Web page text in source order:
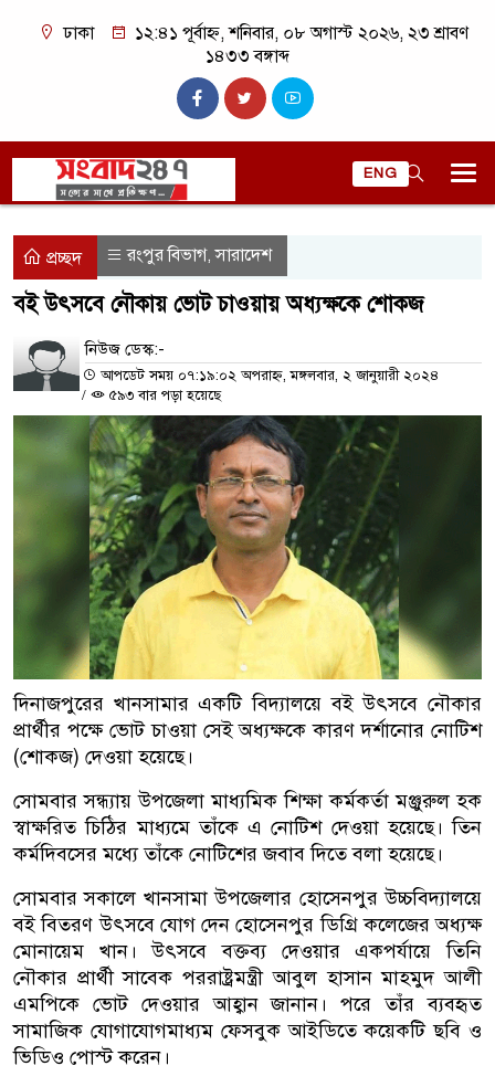
ঢাকা
১২:৪১ পূর্বাহ্ন, শনিবার, ০৮ অগাস্ট ২০২৬, ২৩ শ্রাবণ
১৪৩৩ বঙ্গাব্দ
ENG
প্রচ্ছদ রংপুর বিভাগ,সারাদেশ
বই উৎসবে নৌকায় ভোট চাওয়ায় অধ্যক্ষকে শোকজ
নিউজ ডেস্ক:-
আপডেট সময় ০৭:১৯:০২ অপরাহ্ন, মঙ্গলবার, ২ জানুয়ারী ২০২৪
/
৫৯৩ বার পড়া হয়েছে
দিনাজপুরের খানসামার একটি বিদ্যালয়ে বই উৎসবে নৌকার
প্রার্থীর পক্ষে ভোট চাওয়া সেই অধ্যক্ষকে কারণ দর্শানোর নোটিশ
(শোকজ) দেওয়া হয়েছে।
সোমবার সন্ধ্যায় উপজেলা মাধ্যমিক শিক্ষা কর্মকর্তা মঞ্জুরুল হক
স্বাক্ষরিত চিঠির মাধ্যমে তাঁকে এ নোটিশ দেওয়া হয়েছে। তিন
কর্মদিবসের মধ্যে তাঁকে নোটিশের জবাব দিতে বলা হয়েছে।
সোমবার সকালে খানসামা উপজেলার হোসেনপুর উচ্চবিদ্যালয়ে
বই বিতরণ উৎসবে যোগ দেন হোসেনপুর ডিগ্রি কলেজের অধ্যক্ষ
মোনায়েম খান। উৎসবে বক্তব্য দেওয়ার একপর্যায়ে তিনি
নৌকার প্রার্থী সাবেক পররাষ্ট্রমন্ত্রী আবুল হাসান মাহমুদ আলী
এমপিকে ভোট দেওয়ার আহ্বান জানান। পরে তাঁর ব্যবহৃত
সামাজিক যোগাযোগমাধ্যম ফেসবুক আইডিতে কয়েকটি ছবি ও
ভিডিও পোস্ট করেন।